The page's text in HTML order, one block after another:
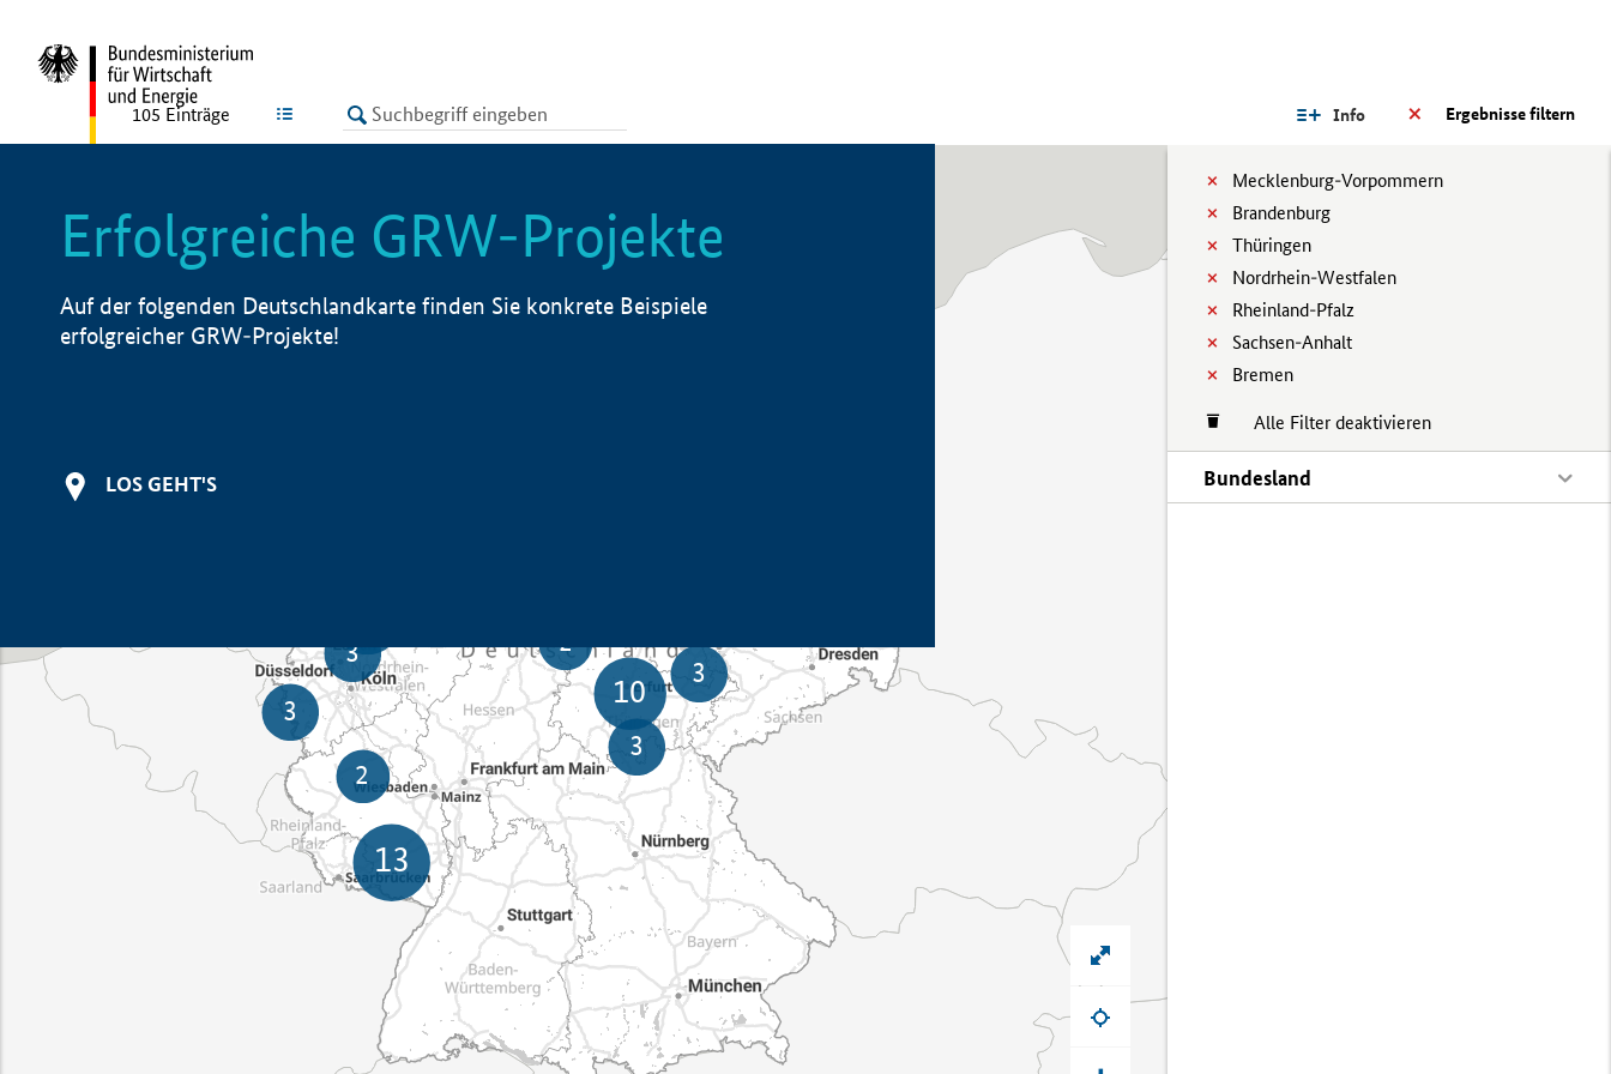
LISTE Ergebnisse filtern
Info
Mecklenburg-Vorpommern
Brandenburg
Thüringen
Nordrhein-Westfalen
Rheinland-Pfalz
Sachsen-Anhalt
Bremen
Alle Filter deaktivieren
Bundesland
105 Einträge
Erfolgreiche GRW-Projekte
Auf der folgenden Deutschlandkarte finden Sie konkrete Beispiele
erfolgreicher GRW-Projekte!
LOS GEHT'S